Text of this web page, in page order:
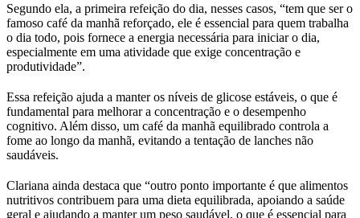
Segundo ela, a primeira refeição do dia, nesses casos, “tem que ser o
famoso café da manhã reforçado, ele é essencial para quem trabalha
o dia todo, pois fornece a energia necessária para iniciar o dia,
especialmente em uma atividade que exige concentração e
produtividade”.
Essa refeição ajuda a manter os níveis de glicose estáveis, o que é
fundamental para melhorar a concentração e o desempenho
cognitivo. Além disso, um café da manhã equilibrado controla a
fome ao longo da manhã, evitando a tentação de lanches não
saudáveis.
Clariana ainda destaca que “outro ponto importante é que alimentos
nutritivos contribuem para uma dieta equilibrada, apoiando a saúde
geral e ajudando a manter um peso saudável, o que é essencial para